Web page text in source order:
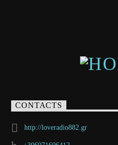
CONTACTS
http://loveradio882.gr